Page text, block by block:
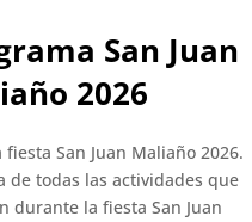
San Juan
2026
fiesta San Juan Maliaño 2026.
de todas las actividades que
durante la fiesta San Juan